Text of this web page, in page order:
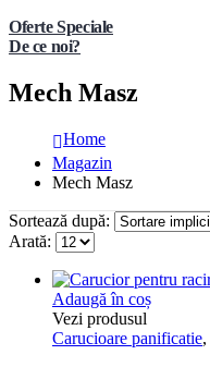
Oferte Speciale
De ce noi?
Mech Masz
Home
Magazin
Mech Masz
Sortează după:
Arată:
Adaugă în coș
Vezi produsul
Carucioare panificatie,